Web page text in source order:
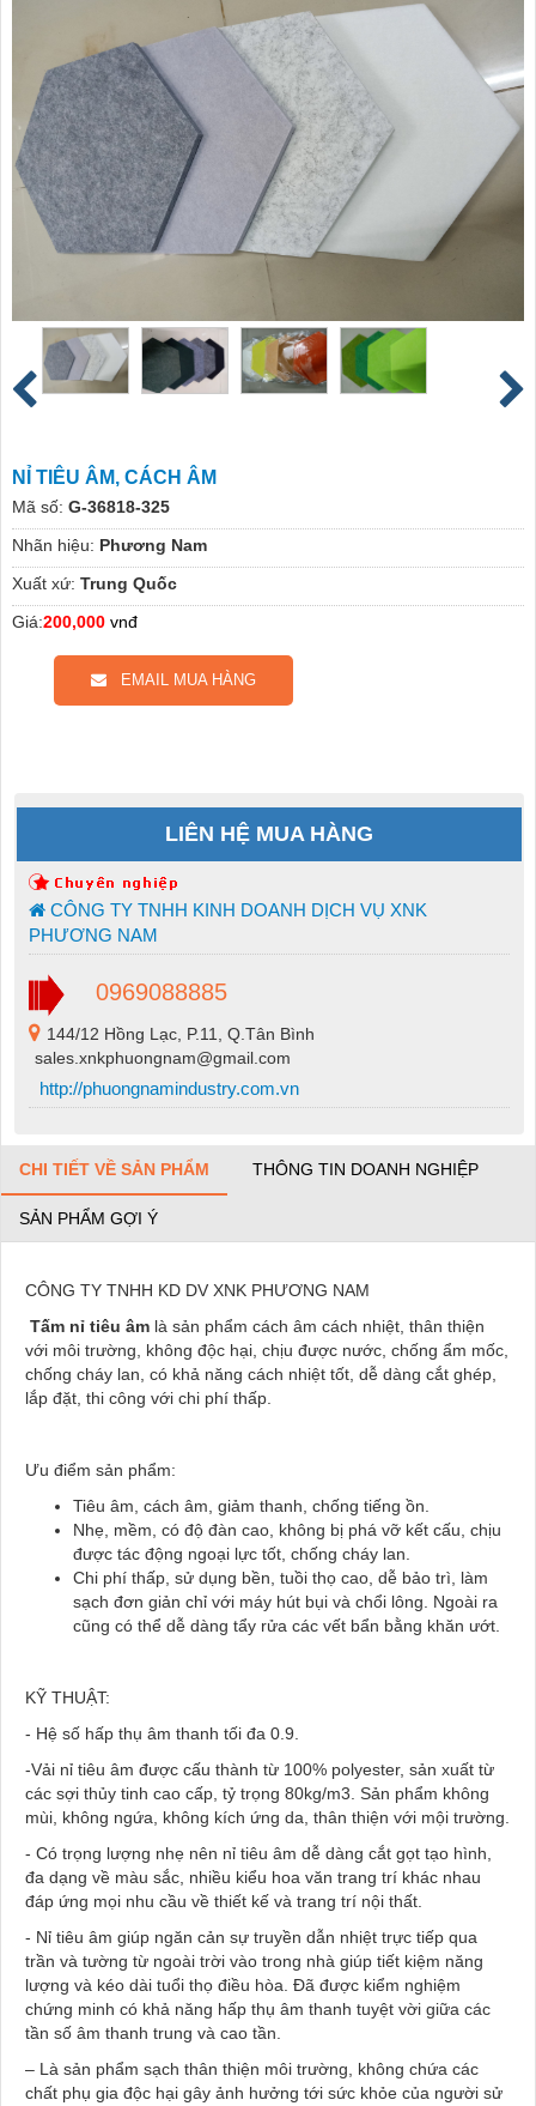
NỈ TIÊU ÂM, CÁCH ÂM
Mã số: G-36818-325
Nhãn hiệu: Phương Nam
Xuất xứ: Trung Quốc
Giá:200,000 vnđ
EMAIL MUA HÀNG
LIÊN HỆ MUA HÀNG
CÔNG TY TNHH KINH DOANH DỊCH VỤ XNK
PHƯƠNG NAM
0969088885
144/12 Hồng Lạc, P.11, Q.Tân Bình
sales.xnkphuongnam@gmail.com
http://phuongnamindustry.com.vn
CHI TIẾT VỀ SẢN PHẨM THÔNG TIN DOANH NGHIỆP
SẢN PHẨM GỢI Ý
CÔNG TY TNHH KD DV XNK PHƯƠNG NAM
Tấm nỉ tiêu âm là sản phẩm cách âm cách nhiệt, thân thiện
với môi trường, không độc hại, chịu được nước, chống ẩm mốc,
chống cháy lan, có khả năng cách nhiệt tốt, dễ dàng cắt ghép,
lắp đặt, thi công với chi phí thấp.
Ưu điểm sản phẩm:
Tiêu âm, cách âm, giảm thanh, chống tiếng ồn.
Nhẹ, mềm, có độ đàn cao, không bị phá vỡ kết cấu, chịu
được tác động ngoại lực tốt, chống cháy lan.
Chi phí thấp, sử dụng bền, tuồi thọ cao, dễ bảo trì, làm
sạch đơn giản chỉ với máy hút bụi và chổi lông. Ngoài ra
cũng có thể dễ dàng tẩy rửa các vết bẩn bằng khăn ướt.
KỸ THUẬT:
- Hệ số hấp thụ âm thanh tối đa 0.9.
-Vải nỉ tiêu âm được cấu thành từ 100% polyester, sản xuất từ
các sợi thủy tinh cao cấp, tỷ trọng 80kg/m3. Sản phẩm không
mùi, không ngứa, không kích ứng da, thân thiện với mội trường.
- Có trọng lượng nhẹ nên nỉ tiêu âm dễ dàng cắt gọt tạo hình,
đa dạng về màu sắc, nhiều kiểu hoa văn trang trí khác nhau
đáp ứng mọi nhu cầu về thiết kế và trang trí nội thất.
- Nỉ tiêu âm giúp ngăn cản sự truyền dẫn nhiệt trực tiếp qua
trần và tường từ ngoài trời vào trong nhà giúp tiết kiệm năng
lượng và kéo dài tuổi thọ điều hòa. Đã được kiểm nghiệm
chứng minh có khả năng hấp thụ âm thanh tuyệt vời giữa các
tần số âm thanh trung và cao tần.
– Là sản phẩm sạch thân thiện môi trường, không chứa các
chất phụ gia độc hại gây ảnh hưởng tới sức khỏe của người sử